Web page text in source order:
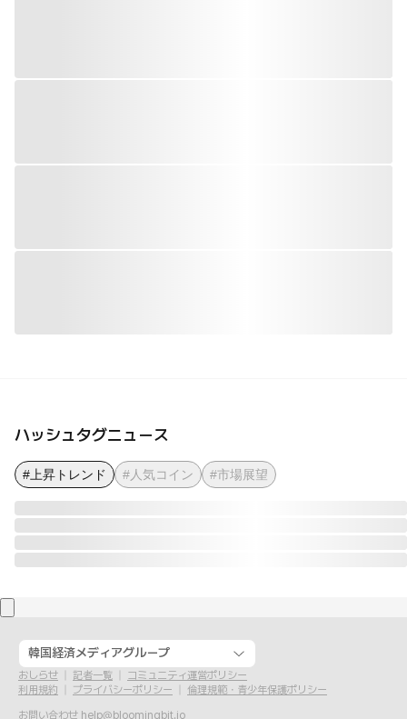
ハッシュタグニュース
#上昇トレンド #人気コイン #市場展望
韓国経済メディアグループ
おしらせ 記者一覧
コミュニティ運営ポリシー
利用規約
プライバシーポリシー
倫理規範・青少年保護ポリシー
お問い合わせ help@bloomingbit.io